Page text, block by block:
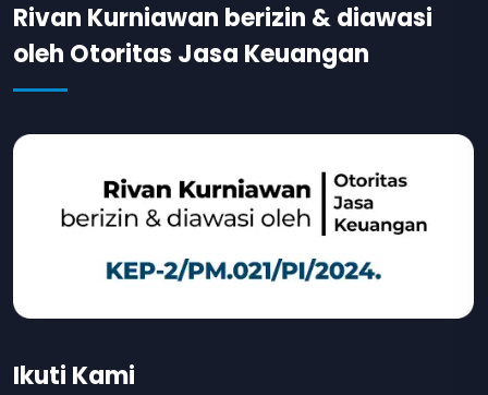
Rivan Kurniawan berizin & diawasi
oleh Otoritas Jasa Keuangan
Ikuti Kami